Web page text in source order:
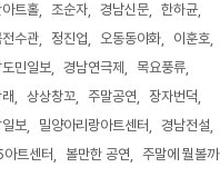
트홀
조순자 경남신문
한하균
수관
정진업 오동동야화
이훈호
민일보
경남연극제
목요풍류
상상창꼬 주말공연
장자번덕
보
밀양아리랑아트센터
경남전설
트센터
볼만한 공연 주말에 뭘볼까